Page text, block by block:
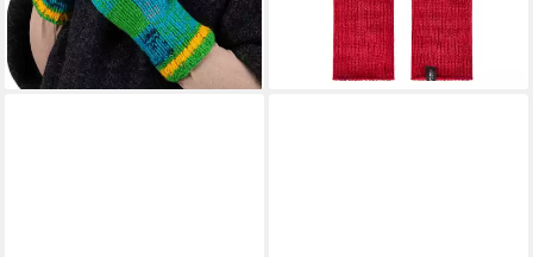
Handschuhe Wolle Boho
24,90 €
lieferbar - in 2-3 Werktagen bei dir
22,90 €
(22,90 €/ 1 Paar)
lieferbar - in 3-4 Werktagen bei dir